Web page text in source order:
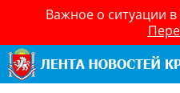
Важное о ситуации